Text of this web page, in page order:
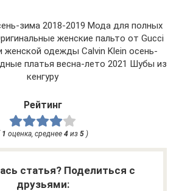
зима 2018-2019 Мода для полных
женские пальто от Gucci
женской одежды Calvin Klein осень-
платья весна-лето 2021 Шубы из
кенгуру
Рейтинг
1 оценка, среднее 4из 5)
статья? Поделиться с
друзьями: